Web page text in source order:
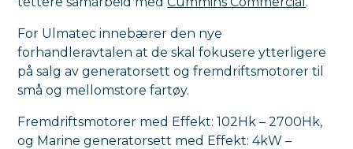
For Ulmatec innebærer den nye
forhandleravtalen at de skal fokusere ytterligere
på salg av generatorsett og fremdriftsmotorer til
små og mellomstore fartøy.
Fremdriftsmotorer med Effekt: 102Hk – 2700Hk,
og Marine generatorsett med Effekt: 4kW –